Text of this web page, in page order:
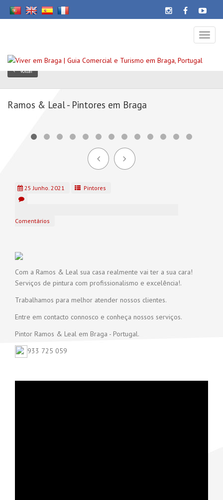
Voltar
Ramos & Leal - Pintores em Braga
25 Junho. 2021 Pintores
Comentários
Com a Ramos & Leal sua casa realmente vai ter a sua cara!
Serviços de pintura com profissionalismo e excelência!.
Trabalhamos para melhor atender nossos clientes.
Entre em contacto connosco e conheça nossos serviços.
Pintor Ramos & Leal em Braga - Portugal.
933 725 059